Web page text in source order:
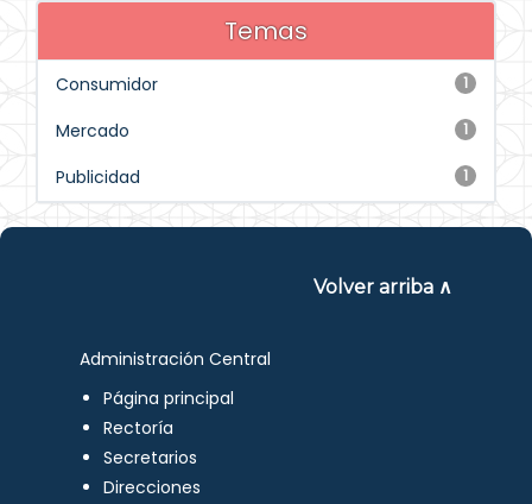
Temas
1
Consumidor
1
Mercado
1
Publicidad
Volver arriba ∧
Administración Central
Página principal
Rectoría
Secretarios
Direcciones